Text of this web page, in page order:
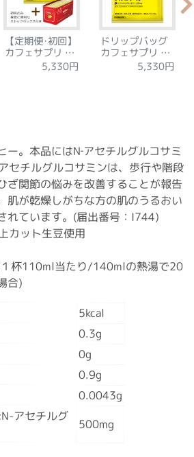
【定期便･初回】
カフェサプリ グ
ルコサミン 30袋
5,330円
ドリップバッグ
カフェサプリ グ
ルコサミン 30袋
5,330円
ー。本品にはN‐アセチルグルコサミ
セチルグルコサミンは、歩行や階段
ざ関節の悩みを改善することが報告
肌が乾燥しがちな方の肌のうるおい
れています。(届出番号：I744)
カット生豆使用
１杯110ml当たり/140mlの熱湯で20
合)
5kcal
0.3g
0g
0.9g
0.0043g
アセチルグ
500mg